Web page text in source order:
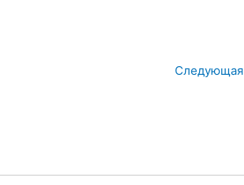
Следующая